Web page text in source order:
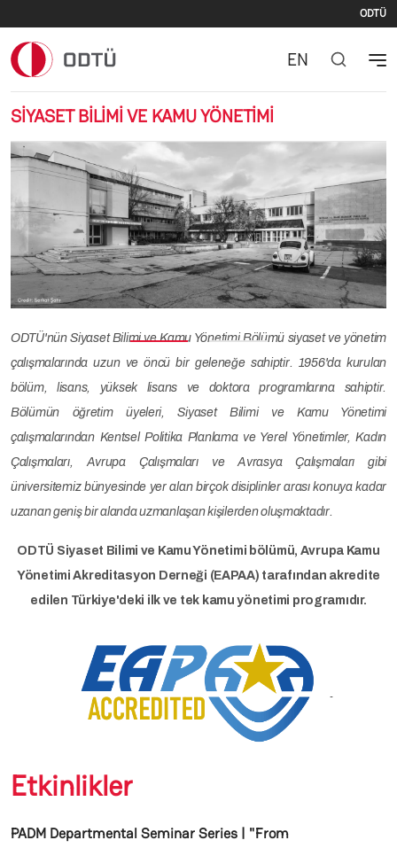
ODTÜ
SİYASET BİLİMİ VE KAMU YÖNETİMİ
EN
Previous
ODTÜ'nün Siyaset Bilimi ve Kamu Yönetimi Bölümü siyaset ve yönetim
çalışmalarında uzun ve öncü bir geleneğe sahiptir. 1956'da kurulan
bölüm, lisans, yüksek lisans ve doktora programlarına sahiptir.
Bölümün öğretim üyeleri, Siyaset Bilimi ve Kamu Yönetimi
çalışmalarından Kentsel Politika Planlama ve Yerel Yönetimler, Kadın
Çalışmaları, Avrupa Çalışmaları ve Avrasya Çalışmaları gibi
üniversitemiz bünyesinde yer alan birçok disiplinler arası konuya kadar
uzanan geniş bir alanda uzmanlaşan kişilerden oluşmaktadır.
ODTÜ Siyaset Bilimi ve Kamu Yönetimi bölümü, Avrupa Kamu
Yönetimi Akreditasyon Derneği (EAPAA) tarafından akredite
edilen Türkiye'deki ilk ve tek kamu yönetimi programıdır.
Etkinlikler
PADM Departmental Seminar Series | "From